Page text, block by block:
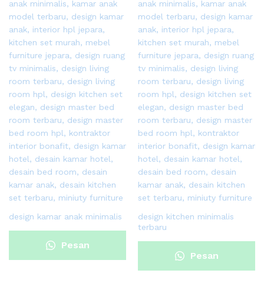
design kamar anak minimalis
Pesan
design kitchen minimalis
terbaru
Pesan